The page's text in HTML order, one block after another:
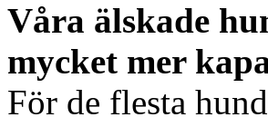
Våra älskade
mycket mer
För de flesta